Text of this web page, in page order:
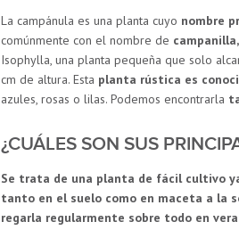
La campánula es una planta cuyo nombre
comúnmente con el nombre de
Isophylla, una planta pequeña que solo
cm de altura. Esta planta rústica es
azules, rosas o lilas. Podemos encontrarla
¿CUÁLES SON SUS
Se trata de una planta de fácil cultivo
tanto en el suelo como en maceta a la
regarla regularmente sobre todo en